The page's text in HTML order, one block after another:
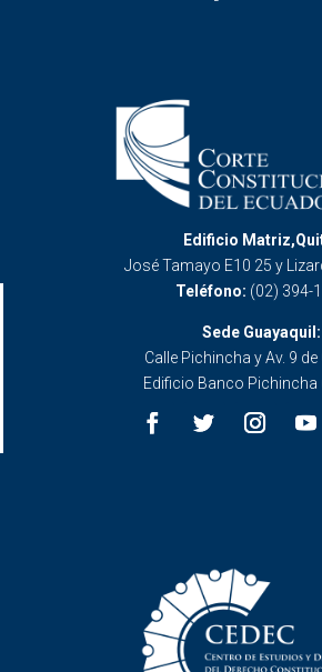
Edificio
José Tamayo E10 25 y
Teléfono: (02) 394-
Sede Guayaquil:
Calle Pichincha y Av. 9 de
Edificio Banco Pichincha